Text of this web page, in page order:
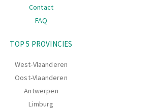
Contact
FAQ
TOP 5 PROVINCIES
West-Vlaanderen
Oost-Vlaanderen
Antwerpen
Limburg